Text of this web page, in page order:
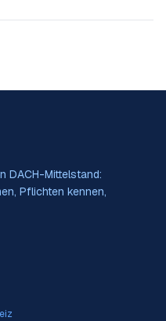
DACH-Mittelstand:
Pflichten kennen,